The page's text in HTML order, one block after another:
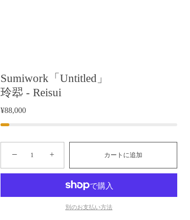
Sumiwork「Untitled」
玲翆 - Reisui
¥88,000
− + カートに追加
別のお支払い方法